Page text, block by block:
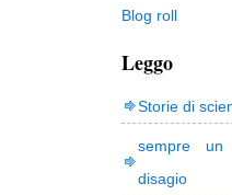
Blog roll
Leggo
Storie di
sempre
disagio